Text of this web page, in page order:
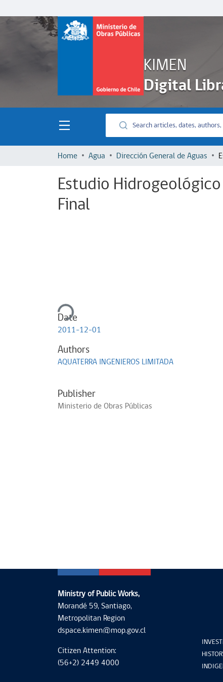
KIMEN
Digital
Home Agua Dirección General de Aguas
Estudio
Final
Loading...
Date
2011-12-01
Authors
AQUATERRA INGENIEROS LIMITADA
Publisher
Ministerio de Obras Públicas
Ministry of Public Works,
Morandé 59, Santiago,
Metropolitan Region
dspace.kimen@mop.gov.cl
Citizen Attention:
(56+2) 2449 4000